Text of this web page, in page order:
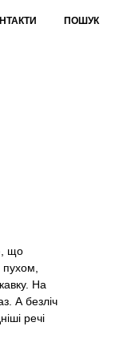
ПОШУК
що
пухом,
На
А безліч
речі